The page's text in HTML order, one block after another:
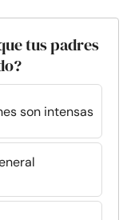
tus padres
son intensas